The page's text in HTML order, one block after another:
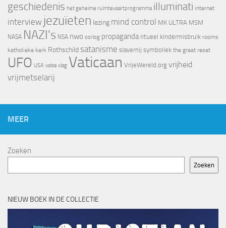
geschiedenis het geheime ruimtevaartprogramma illuminati internet
interview jezuïeten lezing mind control MK ULTRA MSM
NASA NAZI's NSA nwo oorlog propaganda ritueel kindermisbruik rooms
katholieke kerk Rothschild satanisme slavernij symboliek the great reset
UFO USA valse vlag Vaticaan VrijeWereld.org vrijheid
vrijmetselarij
MEER
Zoeken
Zoeken
NIEUW BOEK IN DE COLLECTIE